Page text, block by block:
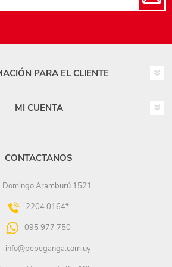
PARA EL CLIENTE
MI CUENTA
CONTACTANOS
Domingo Aramburú 1521
2204 0164*
095 977 750
info@pepeganga.com.uy